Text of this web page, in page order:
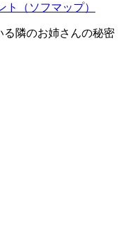
（ソフマップ）
る隣のお姉さんの秘密